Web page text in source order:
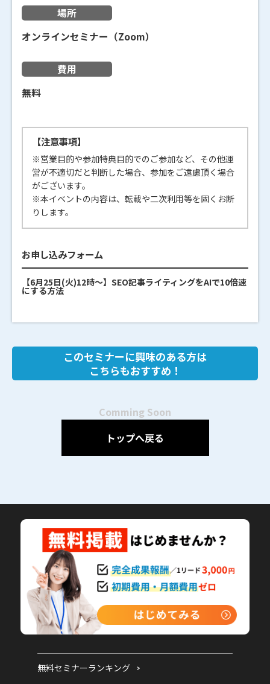
場所
オンラインセミナー（Zoom）
費用
無料
【注意事項】
※営業目的や参加特典目的でのご参加など、その他運
営が不適切だと判断した場合、参加をご遠慮頂く場合
がございます。
※本イベントの内容は、転載や二次利用等を固くお断
りします。
お申し込みフォーム
【6月25日(火)12時～】SEO記事ライティングをAIで10倍速
にする方法
このセミナーに興味のある方は
こちらもおすすめ！
Comming Soon
トップへ戻る
無料セミナーランキング